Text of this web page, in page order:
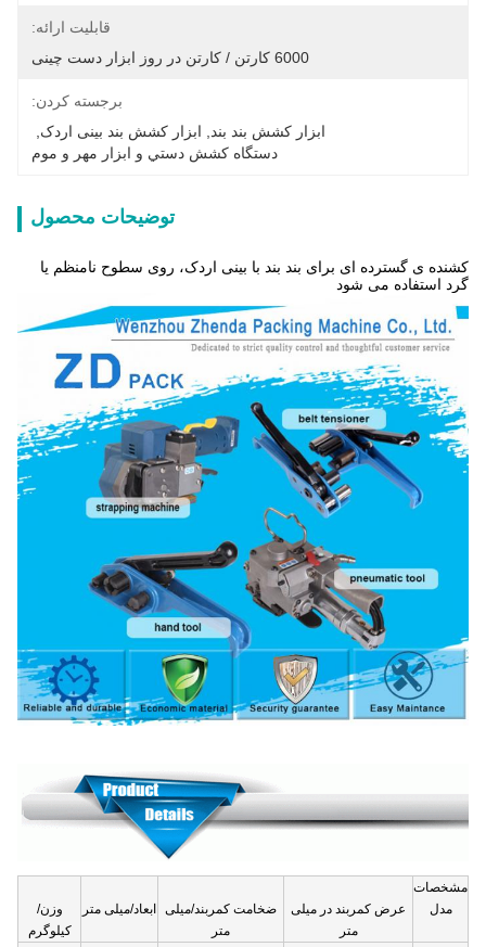
قابلیت ارائه:
6000 کارتن / کارتن در روز ابزار دست چینی
برجسته کردن:
ابزار کشش بند بند
ابزار کشش بند بینی اردک
دستگاه کشش دستي و ابزار مهر و موم
توضیحات محصول
کشنده ی گسترده ای برای بند بند با بینی اردک، روی سطوح نامنظم یا
گرد استفاده می شود
مشخصات
مدل
عرض کمربند در میلی
متر
ضخامت کمربند/میلی
متر
ابعاد/میلی متر
وزن/
کیلوگرم